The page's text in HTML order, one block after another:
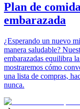
Plan de
embarazada
¿Esperando un nuevo
manera saludable?
embarazadas equilibra
mostraremos cómo
una lista de compras,
nunca.